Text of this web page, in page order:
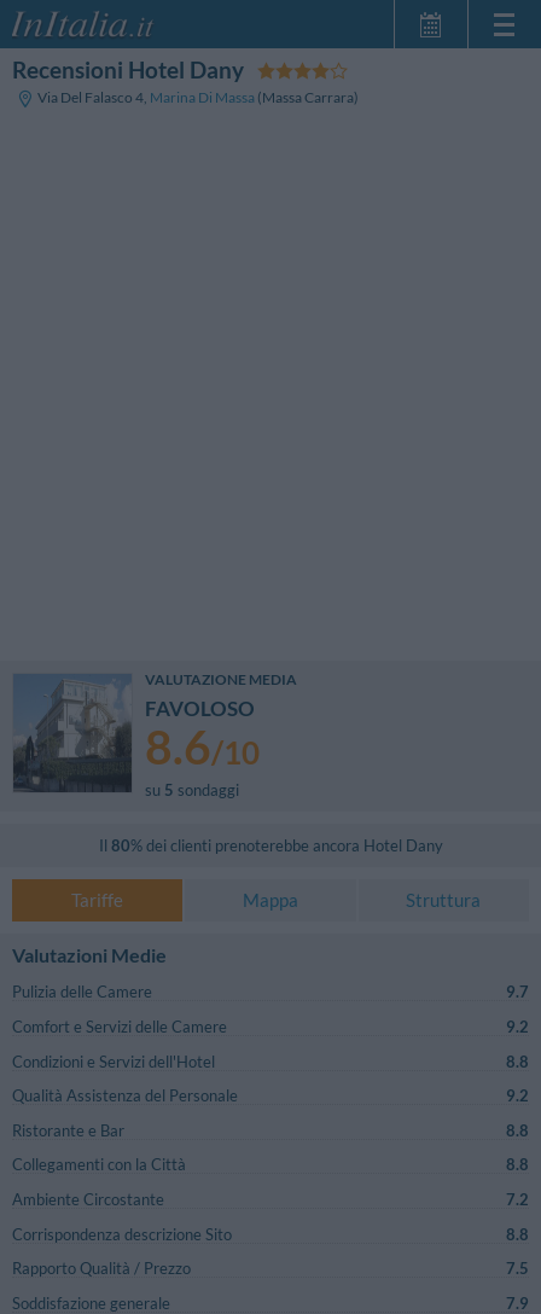
Recensioni Hotel Dany
Via Del Falasco 4, Marina Di Massa (Massa Carrara)
VALUTAZIONE MEDIA
FAVOLOSO
8.6/10
su 5 sondaggi
Il 80% dei clienti prenoterebbe ancora Hotel Dany
Tariffe Mappa Struttura
Valutazioni Medie
Pulizia delle Camere
9.7
Comfort e Servizi delle Camere
9.2
Condizioni e Servizi dell'Hotel
8.8
Qualità Assistenza del Personale
9.2
Ristorante e Bar
8.8
Collegamenti con la Città
8.8
Ambiente Circostante
7.2
Corrispondenza descrizione Sito
8.8
Rapporto Qualità / Prezzo
7.5
Soddisfazione generale
7.9